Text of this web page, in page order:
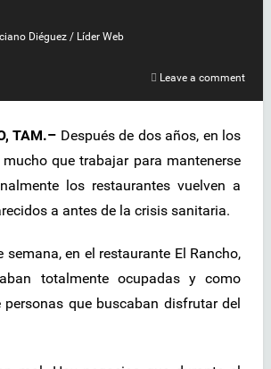
Diéguez / Líder Web
Leave a comment
TAM.– Después de dos años, en los
que trabajar para mantenerse
los restaurantes vuelven a
a antes de la crisis sanitaria.
semana, en el restaurante El Rancho,
totalmente ocupadas y como
que buscaban disfrutar del